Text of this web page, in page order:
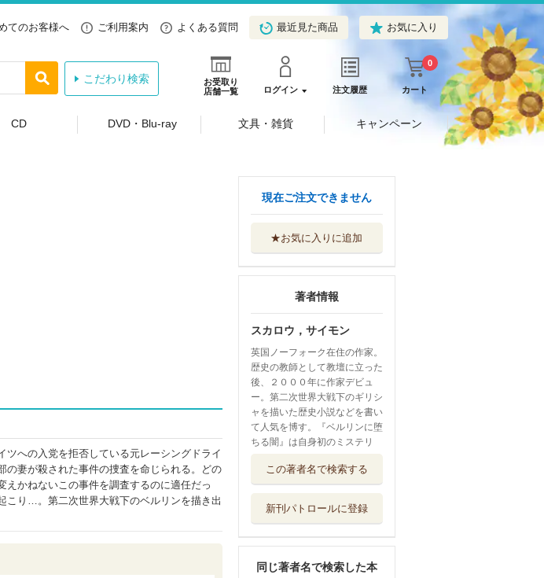
てのお客様へ ご利用案内 よくある質問 最近見た商品 お気に入り
お受取り
店舗一覧
ログイン 注文履歴 カート
0
こだわり検索
CD DVD・Blu-ray 文具・雑貨 キャンペーン
ツへの入党を拒否している元レーシングドライ
妻が殺された事件の捜査を命じられる。どの
かねないこの事件を調査するのに適任だっ
こり…。第二次世界大戦下のベルリンを描き出
現在ご注文できません
★お気に入りに追加
著者情報
スカロウ，サイモン
英国ノーフォーク在住の作家。
歴史の教師として教壇に立った
後、２０００年に作家デビュ
ー。第二次世界大戦下のギリシ
ャを描いた歴史小説などを書い
て人気を博す。『ベルリンに堕
ちる闇』は自身初のミステリ
この著者名で検索する
新刊パトロールに登録
同じ著者名で検索した本
らぬ人
ハリウッドの悪魔
捜索者